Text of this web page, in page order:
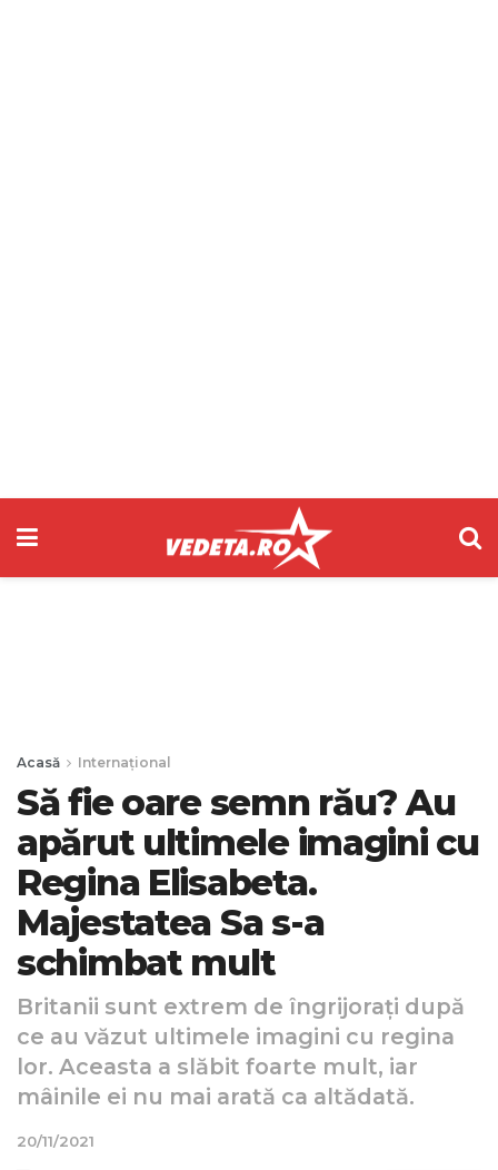
Acasă Internațional
Să fie oare semn rău? Au
apărut ultimele imagini cu
Regina Elisabeta.
Majestatea Sa s-a
schimbat mult
Britanii sunt extrem de îngrijorați după
ce au văzut ultimele imagini cu regina
lor. Aceasta a slăbit foarte mult, iar
mâinile ei nu mai arată ca altădată.
20/11/2021